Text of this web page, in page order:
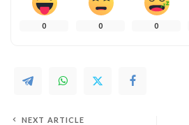
0
0
0
NEXT ARTICLE